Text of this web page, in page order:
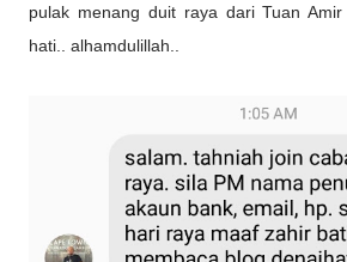
pulak menang duit raya dari Tuan
hati.. alhamdulillah..